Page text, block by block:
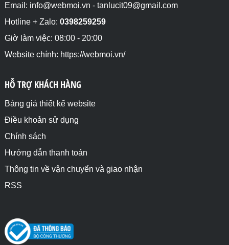
Email: info@webmoi.vn - tanlucit09@gmail.com
Hotline + Zalo: 0398259259
Giờ làm việc: 08:00 - 20:00
Website chính: https://webmoi.vn/
HỖ TRỢ KHÁCH HÀNG
Bảng giá thiết kế website
Điều khoản sử dụng
Chính sách
Hướng dẫn thanh toán
Thông tin về vận chuyển và giao nhận
RSS